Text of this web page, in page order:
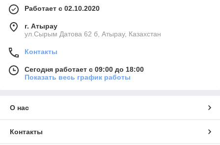
Работает с 02.10.2020
г. Атырау
ул.Сырым Датова 62 б, Атырау, Казахстан
Контакты
Сегодня работает с 09:00 до 18:00
Показать весь график работы
О нас
Контакты